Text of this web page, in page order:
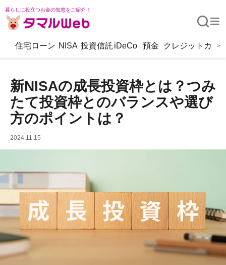
暮らしに役立つお金の知恵をご紹介！
住宅ローン NISA 投資信託 iDeCo 預金 クレジットカー
>
新NISAの成長投資枠とは？つみ
たて投資枠とのバランスや選び
方のポイントは？
2024.11.15